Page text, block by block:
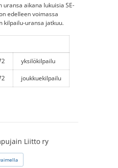
uransa aikana lukuisia SE-
edelleen voimassa
kilpailu-uransa jatkuu.
yksilökilpailu
joukkuekilpailu
Liitto ry